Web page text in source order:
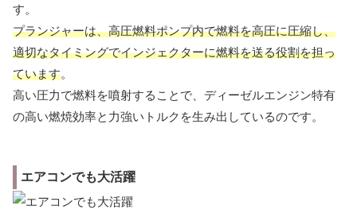
す。
プランジャーは、高圧燃料ポンプ内で燃料を高圧に圧縮し、
適切なタイミングでインジェクターに燃料を送る役割を担っ
ています。
高い圧力で燃料を噴射することで、ディーゼルエンジン特有
の高い燃焼効率と力強いトルクを生み出しているのです。
エアコンでも大活躍